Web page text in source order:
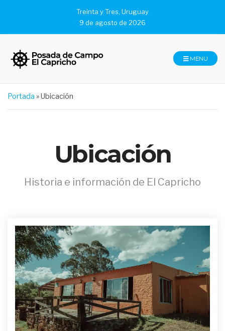
Treinta y Tres, Uruguay
9 de agosto de 2026
MENU
Portada »Ubicación
Ubicación
Historia e información de El Capricho